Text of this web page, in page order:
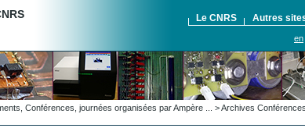
Le CNRS Autres
en
Conférences, journées organisées par Ampère ... >Archives